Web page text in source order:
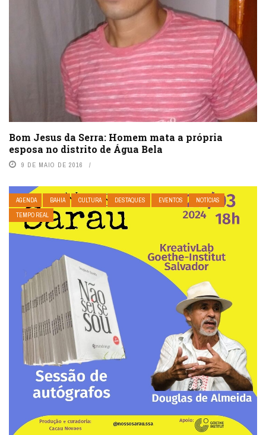
Bom Jesus da Serra: Homem mata a própria
esposa no distrito de Água Bela
9 DE MAIO DE 2016
AGENDA BAHIA CULTURA DESTAQUES EVENTOS
NOTÍCIAS
TEMPO REAL